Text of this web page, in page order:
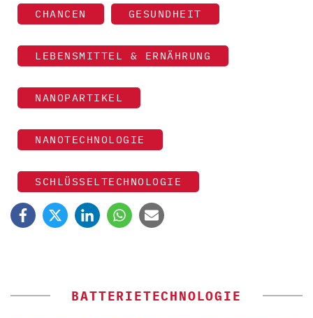
CHANCEN GESUNDHEIT
LEBENSMITTEL & ERNÄHRUNG
NANOPARTIKEL
NANOTECHNOLOGIE
SCHLÜSSELTECHNOLOGIE
BATTERIETECHNOLOGIE